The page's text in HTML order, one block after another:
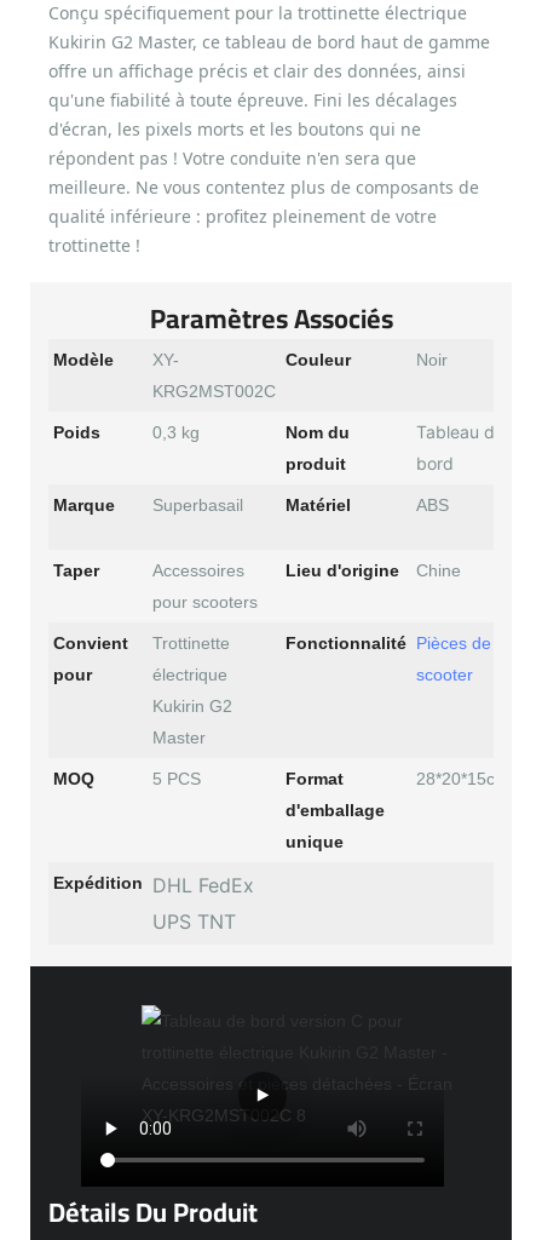
Conçu spécifiquement pour la trottinette électrique
Kukirin G2 Master, ce tableau de bord haut de gamme
offre un affichage précis et clair des données, ainsi
qu'une fiabilité à toute épreuve. Fini les décalages
d'écran, les pixels morts et les boutons qui ne
répondent pas ! Votre conduite n'en sera que
meilleure. Ne vous contentez plus de composants de
qualité inférieure : profitez pleinement de votre
trottinette !
Paramètres Associés
Modèle
XY-
KRG2MST002C
Couleur Noir
Poids 0,3 kg
Nom du
produit
Tableau de
bord
Marque Superbasail Matériel ABS
Taper
Accessoires
pour scooters
Lieu d'origine Chine
Convient
pour
Trottinette
électrique
Kukirin G2
Master
Fonctionnalité Pièces de
scooter
MOQ 5 PCS
Format
d'emballage
unique
28*20*15cm
Expédition
DHL FedEx
UPS TNT
Détails Du Produit